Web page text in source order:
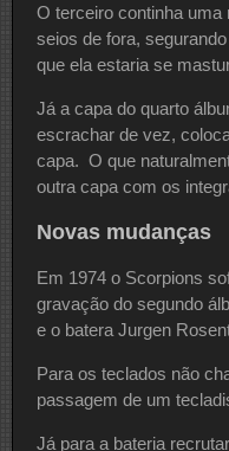
O terceiro continha
seios de fora,
que ela estaria se
Já a capa do quarto
escrachar de vez,
capa. O que
outra capa com os
Novas mudanças
Em 1974 o Scorpions
gravação do segundo
e o batera Jurgen
Para os teclados não
passagem de um
Já para a bateria